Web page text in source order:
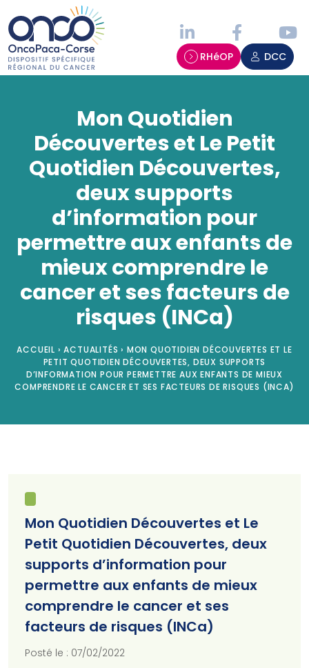
RHéOP DCC
Mon Quotidien
Découvertes et Le Petit
Quotidien Découvertes,
deux supports
d’information pour
permettre aux enfants de
mieux comprendre le
cancer et ses facteurs de
risques (INCa)
ACCUEIL › ACTUALITÉS › MON QUOTIDIEN DÉCOUVERTES ET LE
PETIT QUOTIDIEN DÉCOUVERTES, DEUX SUPPORTS
D’INFORMATION POUR PERMETTRE AUX ENFANTS DE MIEUX
COMPRENDRE LE CANCER ET SES FACTEURS DE RISQUES (INCA)
Mon Quotidien Découvertes et Le
Petit Quotidien Découvertes, deux
supports d’information pour
permettre aux enfants de mieux
comprendre le cancer et ses
facteurs de risques (INCa)
Posté le : 07/02/2022
Panneau de gestion des cookies